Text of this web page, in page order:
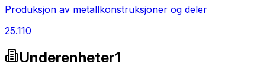
Produksjon av metallkonstruksjoner og deler
25.110
Underenheter1